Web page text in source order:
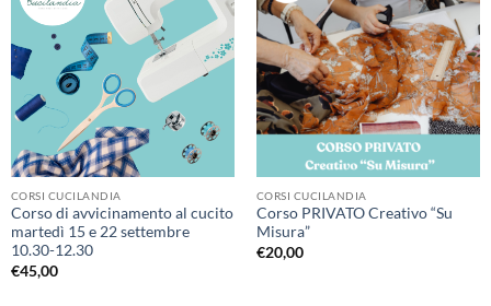
Aggiungi
alla lista
dei
desideri
CORSI CUCILANDIA
Corso di avvicinamento al cucito
martedì 15 e 22 settembre
10.30-12.30
€45,00
Aggiungi
alla lista
dei
desideri
CORSI CUCILANDIA
Corso PRIVATO Creativo “Su
Misura”
€20,00